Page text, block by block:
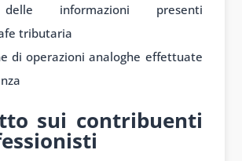
informazioni presenti
tributaria
di operazioni analoghe effettuate
sui contribuenti